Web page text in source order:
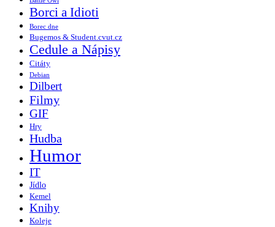
Borci a Idioti
Borec dne
Bugemos & Student.cvut.cz
Cedule a Nápisy
Citáty
Debian
Dilbert
Filmy
GIF
Hry
Hudba
Humor
IT
Jídlo
Kemel
Knihy
Koleje